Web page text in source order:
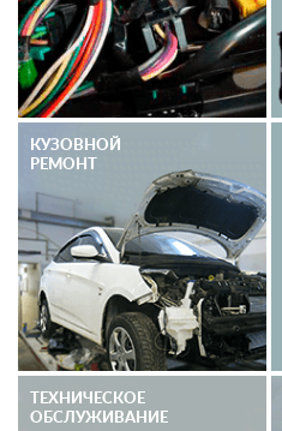
КУЗОВНОЙ
РЕМОНТ
ТЕХНИЧЕСКОЕ
ОБСЛУЖИВАНИЕ